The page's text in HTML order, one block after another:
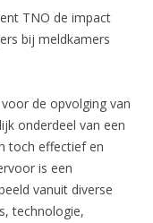
TNO de impact
bij meldkamers
de opvolging van
onderdeel van een
toch effectief en
is een
vanuit diverse
technologie,